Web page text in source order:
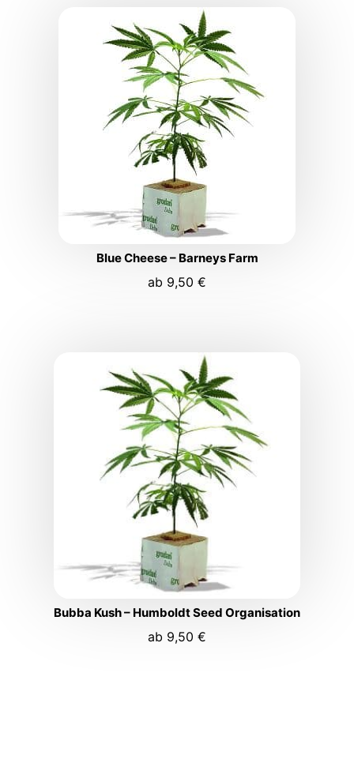
Blue Cheese – Barneys Farm
ab 9,50 €
Bubba Kush – Humboldt Seed Organisation
ab 9,50 €